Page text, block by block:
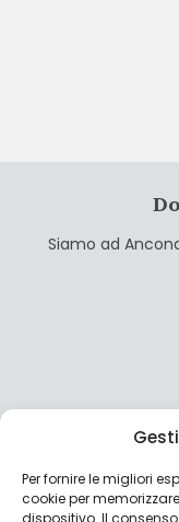
Per fornire le migliori
cookie per
dispositivo. Il
Siamo ad